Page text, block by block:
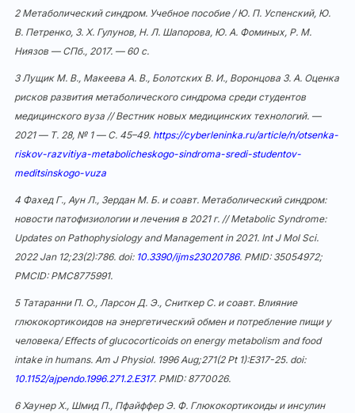
2 Метаболический синдром. Учебное пособие / Ю. П. Успенский, Ю.
В. Петренко, З. Х. Гулунов, Н. Л. Шапорова, Ю. А. Фоминых, Р. М.
Ниязов — СПб., 2017. — 60 с.
3Лущик М. В., Макеева А. В., Болотских В. И., Воронцова З. А. Оценка
рисков развития метаболического синдрома среди студентов
медицинского вуза // Вестник новых медицинских технологий. —
2021 — Т. 28, № 1 — С. 45–49. https://cyberleninka.ru/article/n/otsenka-
riskov-razvitiya-metabolicheskogo-sindroma-sredi-studentov-
meditsinskogo-vuza
4 Фахед Г., Аун Л., Зердан М. Б. и соавт. Метаболический синдром:
новости патофизиологии и лечения в 2021 г. // Metabolic Syndrome:
Updates on Pathophysiology and Management in 2021. Int J Mol Sci.
2022 Jan 12;23(2):786. doi: 10.3390/ijms23020786. PMID: 35054972;
PMCID: PMC8775991.
5 Татаранни П. О., Ларсон Д. Э., Сниткер С. и соавт. Влияние
глюкокортикоидов на энергетический обмен и потребление пищи у
человека/ Effects of glucocorticoids on energy metabolism and food
intake in humans. Am J Physiol. 1996 Aug;271(2 Pt 1):E317-25. doi:
10.1152/ajpendo.1996.271.2.E317. PMID: 8770026.
6Хаунер Х., Шмид П., Пфайффер Э. Ф. Глюкокортикоиды и инсулин